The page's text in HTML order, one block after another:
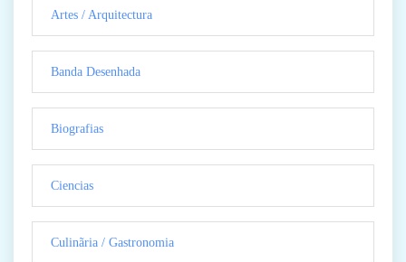
Artes / Arquitectura
Banda Desenhada
Biografias
Ciencias
Culinãria / Gastronomia